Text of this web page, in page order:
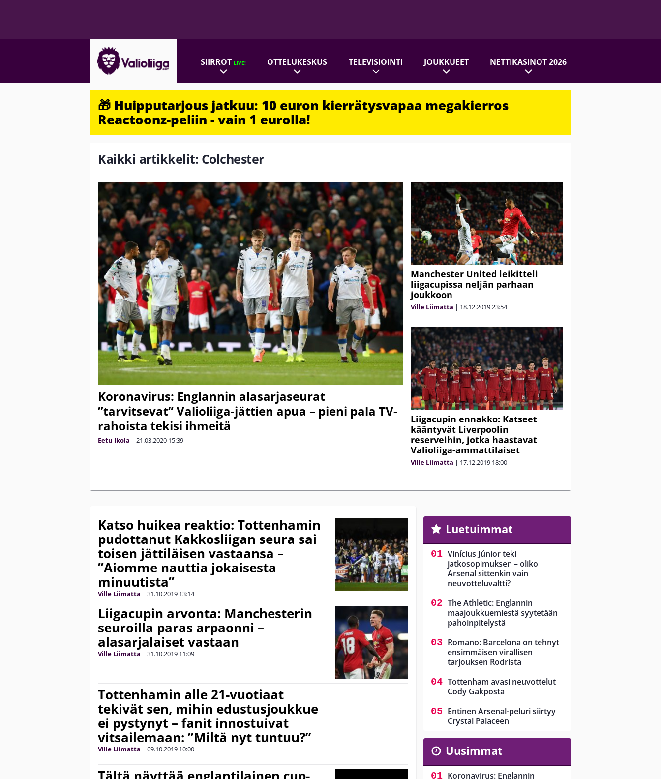
SIIRROTLIVE! OTTELUKESKUS TELEVISIOINTI JOUKKUEET NETTIKASINOT 2026
🎁 Huipputarjous jatkuu: 10 euron kierrätysvapaa megakierros
Reactoonz-peliin - vain 1 eurolla!
Kaikki artikkelit: Colchester
Koronavirus: Englannin alasarjaseurat
”tarvitsevat” Valioliiga-jättien apua – pieni pala TV-
rahoista tekisi ihmeitä
Eetu Ikola | 21.03.2020 15:39
Manchester United leikitteli
liigacupissa neljän parhaan
joukkoon
Ville Liimatta | 18.12.201923:54
Liigacupin ennakko: Katseet
kääntyvät Liverpoolin
reserveihin, jotka haastavat
Valioliiga-ammattilaiset
Ville Liimatta | 17.12.2019 18:00
Katso huikea reaktio: Tottenhamin
pudottanut Kakkosliigan seura sai
toisen jättiläisen vastaansa –
”Aiomme nauttia jokaisesta
minuutista”
Ville Liimatta | 31.10.2019 13:14
Liigacupin arvonta: Manchesterin
seuroilla paras arpaonni –
alasarjalaiset vastaan
Ville Liimatta | 31.10.2019 11:09
Tottenhamin alle 21-vuotiaat
tekivät sen, mihin edustusjoukkue
ei pystynyt – fanit innostuivat
vitsailemaan: ”Miltä nyt tuntuu?”
Ville Liimatta | 09.10.2019 10:00
Luetuimmat
Vinícius Júnior teki
jatkosopimuksen – oliko
Arsenal sittenkin vain
neuvotteluvaltti?
The Athletic: Englannin
maajoukkuemiestä syytetään
pahoinpitelystä
Romano: Barcelona on tehnyt
ensimmäisen virallisen
tarjouksen Rodrista
Tottenham avasi neuvottelut
Cody Gakposta
Entinen Arsenal-peluri siirtyy
Crystal Palaceen
Uusimmat
Koronavirus: Englannin